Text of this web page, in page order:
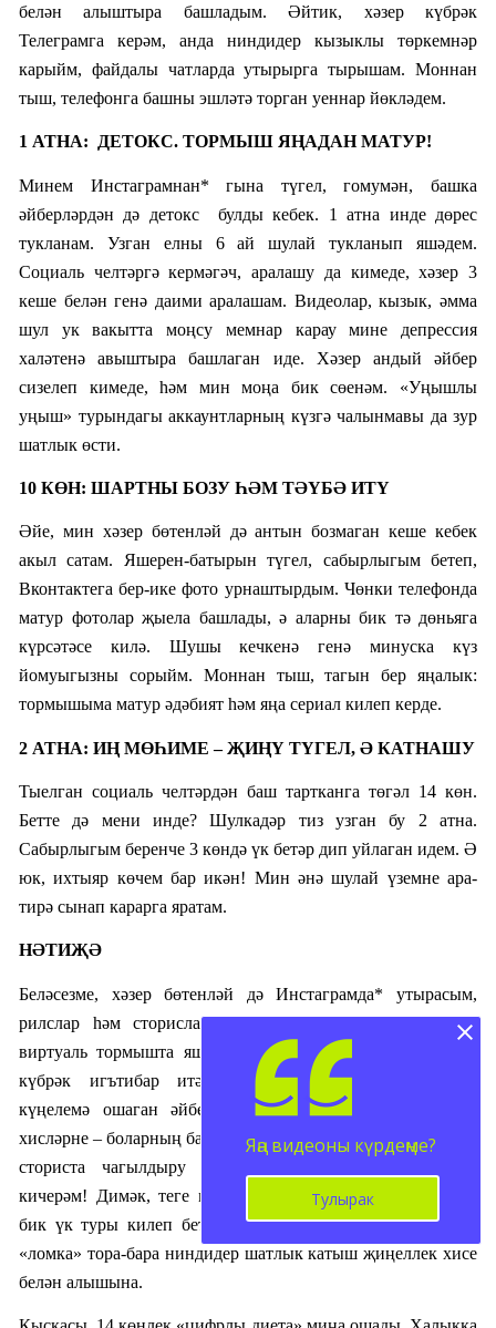
белән алыштыра башладым. Әйтик, хәзер күбрәк
Телеграмга керәм, анда ниндидер кызыклы төркемнәр
карыйм, файдалы чатларда утырырга тырышам. Моннан
тыш, телефонга башны эшләтә торган уеннар йөкләдем.
1 АТНА: ДЕТОКС. ТОРМЫШ ЯҢАДАН МАТУР!
Минем Инстаграмнан* гына түгел, гомумән, башка
әйберләрдән дә детокс булды кебек. 1 атна инде дөрес
тукланам. Узган елны 6 ай шулай тукланып яшәдем.
Социаль челтәргә кермәгәч, аралашу да кимеде, хәзер 3
кеше белән генә даими аралашам. Видеолар, кызык, әмма
шул ук вакытта моңсу мемнар карау мине депрессия
халәтенә авыштыра башлаган иде. Хәзер андый әйбер
сизелеп кимеде, һәм мин моңа бик сөенәм. «Уңышлы
уңыш» турындагы аккаунтларның күзгә чалынмавы да зур
шатлык өсти.
10 КӨН: ШАРТНЫ БОЗУ ҺӘМ ТӘҮБӘ ИТҮ
Әйе, мин хәзер бөтенләй дә антын бозмаган кеше кебек
акыл сатам. Яшерен-батырын түгел, сабырлыгым бетеп,
Вконтактега бер-ике фото урнаштырдым. Чөнки телефонда
матур фотолар җыела башлады, ә аларны бик тә дөньяга
күрсәтәсе килә. Шушы кечкенә генә минуска күз
йомуыгызны сорыйм. Моннан тыш, тагын бер яңалык:
тормышыма матур әдәбият һәм яңа сериал килеп керде.
2 АТНА: ИҢ МӨҺИМЕ – ҖИҢҮ ТҮГЕЛ, Ә КАТНАШУ
Тыелган социаль челтәрдән баш тартканга төгәл 14 көн.
Бетте дә мени инде? Шулкадәр тиз узган бу 2 атна.
Сабырлыгым беренче 3 көндә үк бетәр дип уйлаган идем. Ә
юк, ихтыяр көчем бар икән! Мин әнә шулай үземне ара-
тирә сынап карарга яратам.
НӘТИҖӘ
Беләсезме, хәзер бөтенләй дә Инстаграмда* утырасым,
рилслар һәм сторислар карыйсым килми. Моңа кадәр
виртуаль тормышта яшәгән булсам, хәзер чынбарлыгыма
күбрәк игътибар итә башлаганымны сизәм. Әйтик,
күңелемә ошаган әйберне, сөенечле вакыйганы, җылы
хисләрне – боларның барысын да, тизрәк телефонга үрелеп,
сториста чагылдыру урынына, чынбарлыгымда 100%
кичерәм! Димәк, теге мәкаләдә әйткән сүзләр дөреслеккә
бик үк туры килеп бетми. Баштагы депрессив халәт һәм
«ломка» тора-бара ниндидер шатлык катыш җиңеллек хисе
белән алышына.
Яңа видеоны күрдеңме?
Тулырак